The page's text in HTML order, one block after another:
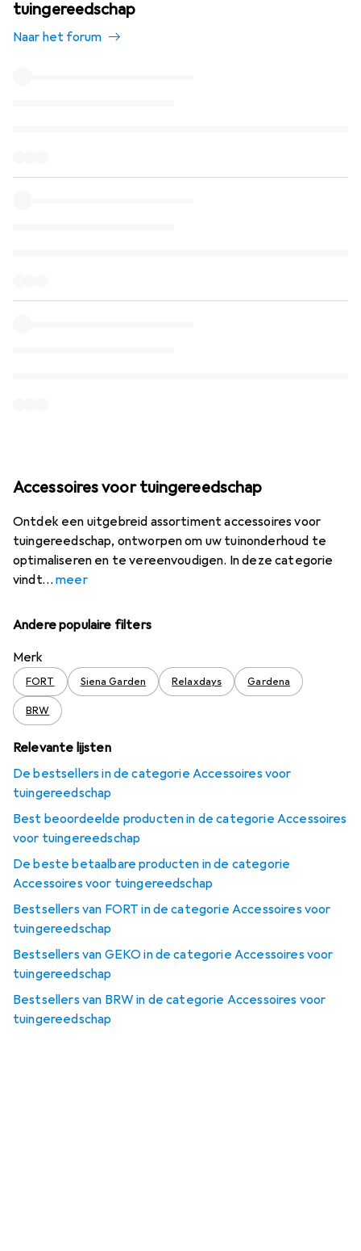
tuingereedschap
Naar het forum
Accessoires voor tuingereedschap
Ontdek een uitgebreid assortiment accessoires voor
tuingereedschap, ontworpen om uw tuinonderhoud te
optimaliseren en te vereenvoudigen. In deze categorie
vindt
meer
Andere populaire filters
Merk
FORT Siena Garden Relaxdays Gardena
BRW
Relevante lijsten
De bestsellers in de categorie Accessoires voor
tuingereedschap
Best beoordeelde producten in de categorie Accessoires
voor tuingereedschap
De beste betaalbare producten in de categorie
Accessoires voor tuingereedschap
Bestsellers van FORT in de categorie Accessoires voor
tuingereedschap
Bestsellers van GEKO in de categorie Accessoires voor
tuingereedschap
Bestsellers van BRW in de categorie Accessoires voor
tuingereedschap